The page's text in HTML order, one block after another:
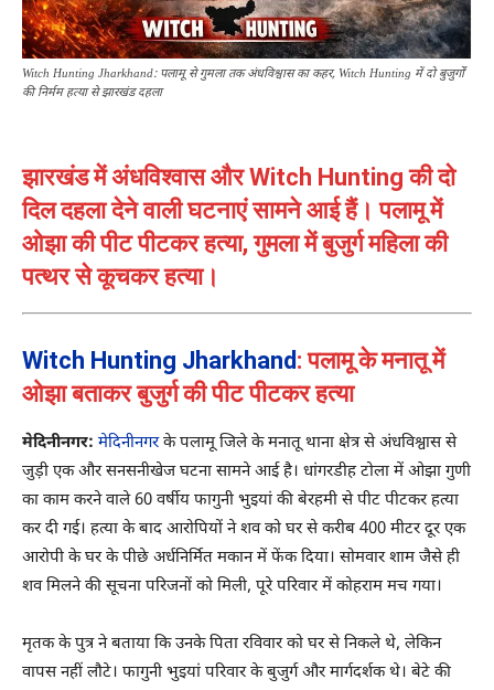
Witch Hunting Jharkhand: पलामू से गुमला तक अंधविश्वास का कहर, Witch Hunting में दो बुजुर्गों
की निर्मम हत्या से झारखंड दहला
झारखंड में अंधविश्वास और Witch Hunting की दो
दिल दहला देने वाली घटनाएं सामने आई हैं। पलामू में
ओझा की पीट पीटकर हत्या, गुमला में बुजुर्ग महिला की
पत्थर से कूचकर हत्या।
Witch Hunting Jharkhand: पलामू के मनातू में
ओझा बताकर बुजुर्ग की पीट पीटकर हत्या
मेदिनीनगर: मेदिनीनगरके पलामू जिले के मनातू थाना क्षेत्र से अंधविश्वास से
जुड़ी एक और सनसनीखेज घटना सामने आई है। धांगरडीह टोला में ओझा गुणी
का काम करने वाले 60 वर्षीय फागुनी भुइयां की बेरहमी से पीट पीटकर हत्या
कर दी गई। हत्या के बाद आरोपियों ने शव को घर से करीब 400 मीटर दूर एक
आरोपी के घर के पीछे अर्धनिर्मित मकान में फेंक दिया। सोमवार शाम जैसे ही
शव मिलने की सूचना परिजनों को मिली, पूरे परिवार में कोहराम मच गया।
मृतक के पुत्र ने बताया कि उनके पिता रविवार को घर से निकले थे, लेकिन
वापस नहीं लौटे। फागुनी भुइयां परिवार के बुजुर्ग और मार्गदर्शक थे। बेटे की